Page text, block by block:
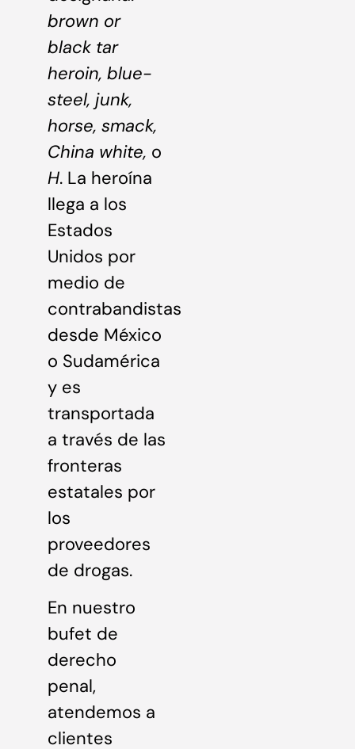
brown or
black tar
heroin, blue-
steel, junk,
horse, smack,
China white, o
H. La heroína
llega a los
Estados
Unidos por
medio de
contrabandistas
desde México
o Sudamérica
y es
transportada
a través de las
fronteras
estatales por
los
proveedores
de drogas.
En nuestro
bufet de
derecho
penal,
atendemos a
clientes